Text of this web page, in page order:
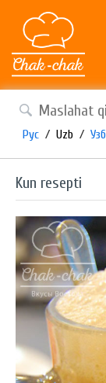
Рус / Uzb / Узб
Kun resepti